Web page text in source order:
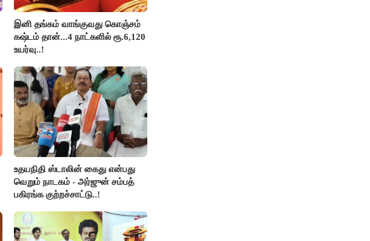
இனி தங்கம் வாங்குவது கொஞ்சம்
கஷ்டம் தான்...4 நாட்களில் ரூ.6,120
உயர்வு..!
உதயநிதி ஸ்டாலின் கைது என்பது
வெறும் நாடகம் - அர்ஜுன் சம்பத்
பகிரங்க குற்றச்சாட்டு..!